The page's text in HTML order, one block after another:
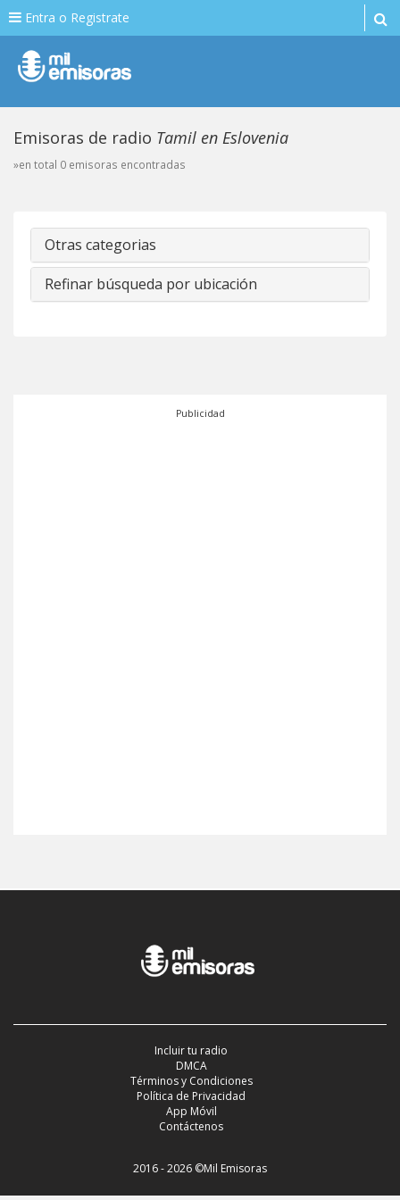
Entra o Registrate
Emisoras de radio Tamil en Eslovenia
»en total 0 emisoras encontradas
Otras categorias
Refinar búsqueda por ubicación
Publicidad
Incluir tu radio
DMCA
Términos y Condiciones
Política de Privacidad
App Móvil
Contáctenos
2016 - 2026 ©Mil Emisoras